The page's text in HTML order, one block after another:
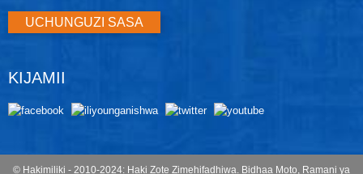
UCHUNGUZI SASA
KIJAMII
© Hakimiliki - 2010-2024: Haki Zote Zimehifadhiwa. Bidhaa Moto, Ramani ya